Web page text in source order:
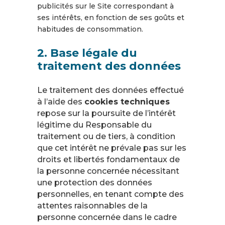
publicités sur le Site correspondant à
ses intérêts, en fonction de ses goûts et
habitudes de consommation.
2. Base légale du
traitement des données
Le traitement des données effectué
à l’aide des cookies techniques
repose sur la poursuite de l’intérêt
légitime du Responsable du
traitement ou de tiers, à condition
que cet intérêt ne prévale pas sur les
droits et libertés fondamentaux de
la personne concernée nécessitant
une protection des données
personnelles, en tenant compte des
attentes raisonnables de la
personne concernée dans le cadre